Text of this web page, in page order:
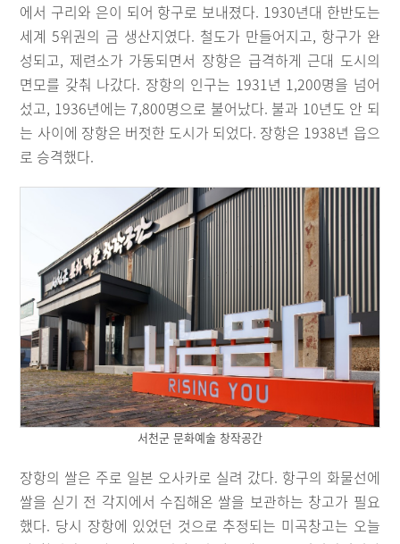
에서 구리와 은이 되어 항구로 보내졌다. 1930년대 한반도는
세계 5위권의 금 생산지였다. 철도가 만들어지고, 항구가 완
성되고, 제련소가 가동되면서 장항은 급격하게 근대 도시의
면모를 갖춰 나갔다. 장항의 인구는 1931년 1,200명을 넘어
섰고, 1936년에는 7,800명으로 불어났다. 불과 10년도 안 되
는 사이에 장항은 버젓한 도시가 되었다. 장항은 1938년 읍으
로 승격했다.
서천군 문화예술 창작공간
장항의 쌀은 주로 일본 오사카로 실려 갔다. 항구의 화물선에
쌀을 싣기 전 각지에서 수집해온 쌀을 보관하는 창고가 필요
했다. 당시 장항에 있었던 것으로 추정되는 미곡창고는 오늘